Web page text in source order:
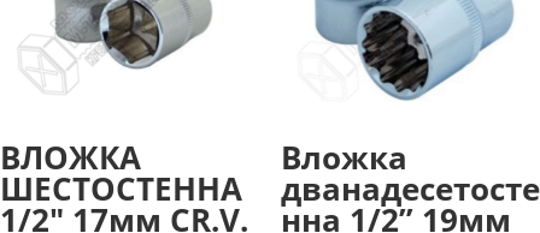
ВЛОЖКА
ШЕСТОСТЕННА
1/2″ 17мм CR.V.
Вложка
дванадесетосте
нна 1/2” 19мм